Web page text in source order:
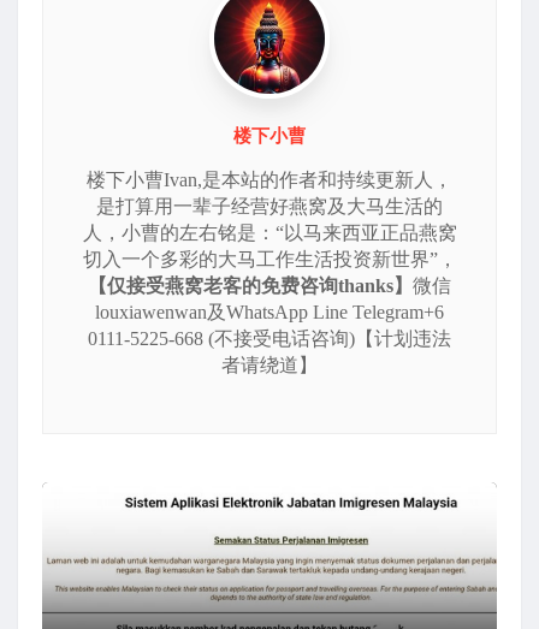
楼下小曹
楼下小曹Ivan,是本站的作者和持续更新人，
是打算用一辈子经营好燕窝及大马生活的
人，小曹的左右铭是：“以马来西亚正品燕窝
切入一个多彩的大马工作生活投资新世界”，
【仅接受燕窝老客的免费咨询thanks】 微信
louxiawenwan及WhatsApp Line Telegram+6
0111-5225-668 (不接受电话咨询)【计划违法
者请绕道】